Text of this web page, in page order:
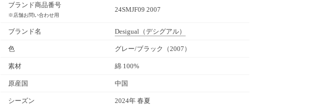
ブランド商品番号
※店舗お問い合わせ用
24SMJF09 2007
ブランド名 Desigual （デシグアル）
色 グレー/ブラック（2007）
素材 綿 100%
原産国 中国
シーズン 2024年 春夏